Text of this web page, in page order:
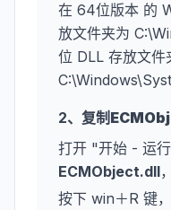
在 64位版本 的
放文件夹为
位 DLL 存放文件
2、复制
打开 "开始 - 运
ECMObject.dll
按下 win＋R 键